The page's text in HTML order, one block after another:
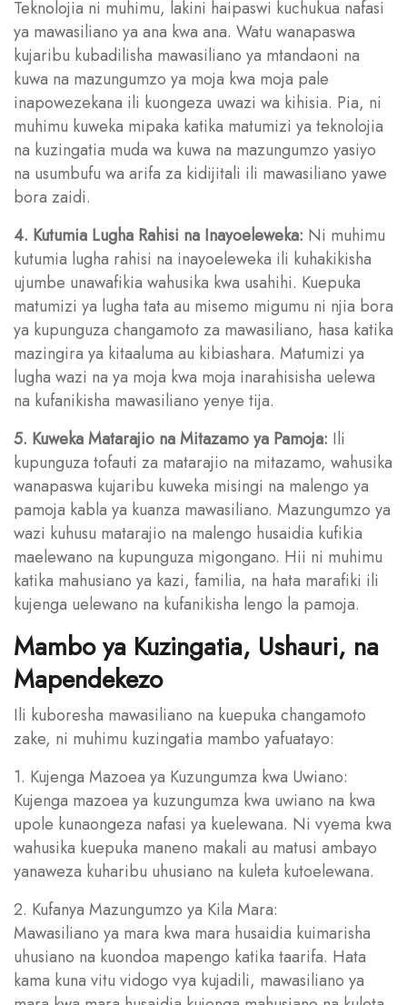
Teknolojia ni muhimu, lakini haipaswi kuchukua nafasi
ya mawasiliano ya ana kwa ana. Watu wanapaswa
kujaribu kubadilisha mawasiliano ya mtandaoni na
kuwa na mazungumzo ya moja kwa moja pale
inapowezekana ili kuongeza uwazi wa kihisia. Pia, ni
muhimu kuweka mipaka katika matumizi ya teknolojia
na kuzingatia muda wa kuwa na mazungumzo yasiyo
na usumbufu wa arifa za kidijitali ili mawasiliano yawe
bora zaidi.
4. Kutumia Lugha Rahisi na Inayoeleweka: Ni muhimu
kutumia lugha rahisi na inayoeleweka ili kuhakikisha
ujumbe unawafikia wahusika kwa usahihi. Kuepuka
matumizi ya lugha tata au misemo migumu ni njia bora
ya kupunguza changamoto za mawasiliano, hasa katika
mazingira ya kitaaluma au kibiashara. Matumizi ya
lugha wazi na ya moja kwa moja inarahisisha uelewa
na kufanikisha mawasiliano yenye tija.
5. Kuweka Matarajio na Mitazamo ya Pamoja: Ili
kupunguza tofauti za matarajio na mitazamo, wahusika
wanapaswa kujaribu kuweka misingi na malengo ya
pamoja kabla ya kuanza mawasiliano. Mazungumzo ya
wazi kuhusu matarajio na malengo husaidia kufikia
maelewano na kupunguza migongano. Hii ni muhimu
katika mahusiano ya kazi, familia, na hata marafiki ili
kujenga uelewano na kufanikisha lengo la pamoja.
Mambo ya Kuzingatia, Ushauri, na
Mapendekezo
Ili kuboresha mawasiliano na kuepuka changamoto
zake, ni muhimu kuzingatia mambo yafuatayo:
1. Kujenga Mazoea ya Kuzungumza kwa Uwiano:
Kujenga mazoea ya kuzungumza kwa uwiano na kwa
upole kunaongeza nafasi ya kuelewana. Ni vyema kwa
wahusika kuepuka maneno makali au matusi ambayo
yanaweza kuharibu uhusiano na kuleta kutoelewana.
2. Kufanya Mazungumzo ya Kila Mara:
Mawasiliano ya mara kwa mara husaidia kuimarisha
uhusiano na kuondoa mapengo katika taarifa. Hata
kama kuna vitu vidogo vya kujadili, mawasiliano ya